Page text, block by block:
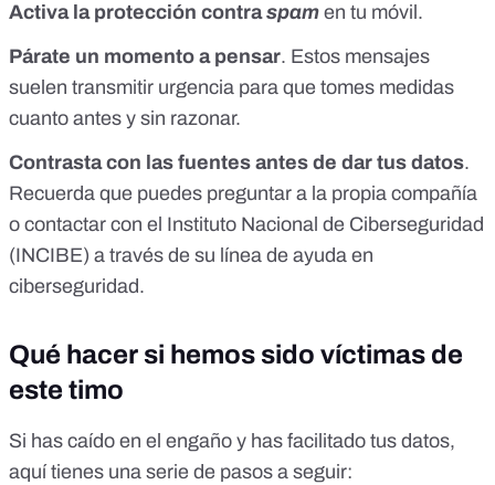
Activa la protección contraspam en tu móvil.
Párate un momento a pensar. Estos mensajes
suelen transmitir urgencia para que tomes medidas
cuanto antes y sin razonar.
Contrasta con las fuentes antes de dar tus datos.
Recuerda que puedes preguntar a la propia compañía
o contactar con el Instituto Nacional de Ciberseguridad
(INCIBE) a través de su línea de ayuda en
ciberseguridad.
Qué hacer si hemos sido víctimas de
este timo
Si has caído en el engaño y has facilitado tus datos,
aquí tienes una serie de pasos a seguir: